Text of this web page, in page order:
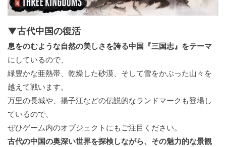
▼古代中国の復活
息をのむような自然の美しさを誇る中国『三国志』をテーマ
にしているので、
緑豊かな亜熱帯、乾燥した砂漠、そして雪をかぶった山々を
越えて戦います。
万里の長城や、揚子江などの伝説的なランドマークも登場し
ているので、
ぜひゲーム内のオブジェクトにもご注目ください。
古代の中国の奥深い世界を探検しながら、その魅力的な景観